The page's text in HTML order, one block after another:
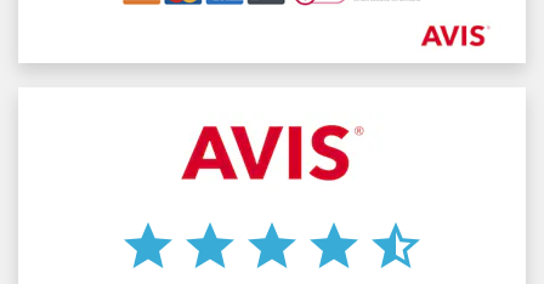
star star star star star_half